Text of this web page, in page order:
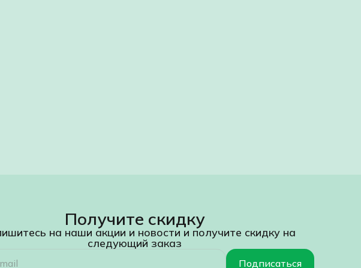
Получите скидку
на наши акции и новости и получите скидку на
следующий заказ
Подписаться